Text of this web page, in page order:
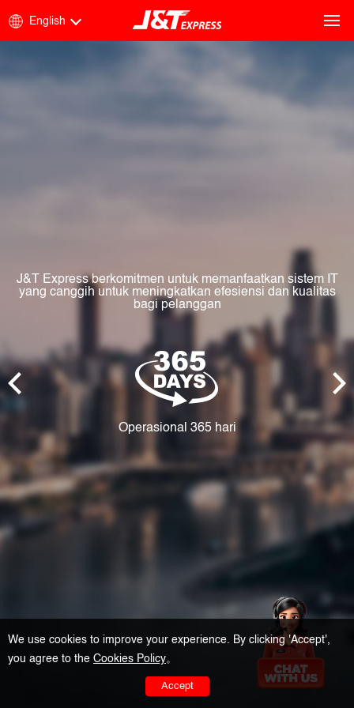
English
We use cookies to improve your experience. By clicking 'Accept',
you agree to the Cookies Policy。
Accept
J&T Express berkomitmen untuk memanfaatkan sistem IT
yang canggih untuk meningkatkan efesiensi dan kualitas
bagi pelanggan
Operasional 365 hari